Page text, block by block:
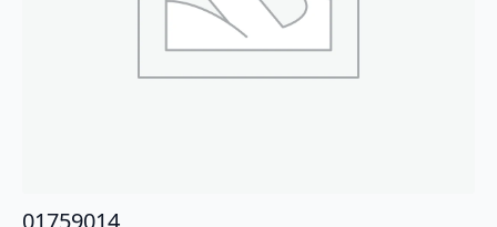
01759014